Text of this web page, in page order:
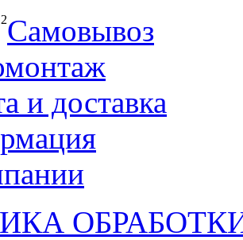
Самовывоз
и доставка